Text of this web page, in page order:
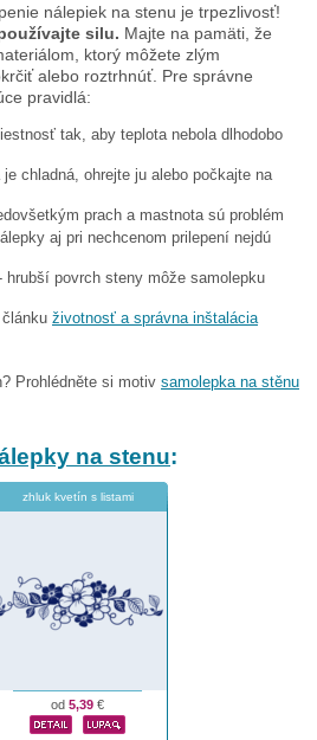
nálepiek na stenu je trpezlivosť!
silu. Majte na pamäti, že
ktorý môžete zlým
alebo roztrhnúť. Pre správne
pravidlá:
tak, aby teplota nebola dlhodobo
chladná, ohrejte ju alebo počkajte na
prach a mastnota sú problém
aj pri nechcenom prilepení nejdú
hrubší povrch steny môže samolepku
životnosť a správna inštalácia
Prohlédněte si motiv samolepka na stěnu
na stenu:
zhluk kvetín s listami
od 5,39 €